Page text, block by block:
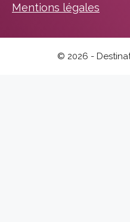
Mentions légales
© 2026 -